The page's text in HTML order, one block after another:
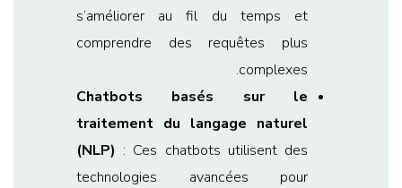
s’améliorer au fil du temps et
comprendre des requêtes plus
complexes.
Chatbots basés sur le
traitement du langage naturel
(NLP) : Ces chatbots utilisent des
technologies avancées pour